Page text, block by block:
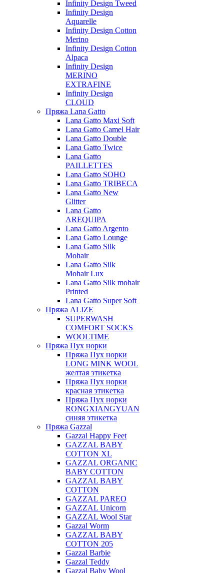
Infinity Design Tweed
Infinity Design
Aquarelle
Infinity Design Cotton
Merino
Infinity Design Cotton
Alpaca
Infinity Design
MERINO
EXTRAFINE
Infinity Design
CLOUD
Пряжа Lana Gatto
Lana Gatto Maxi Soft
Lana Gatto Camel Hair
Lana Gatto Double
Lana Gatto Twice
Lana Gatto
PAILLETTES
Lana Gatto SOHO
Lana Gatto TRIBECA
Lana Gatto New
Glitter
Lana Gatto
AREQUIPA
Lana Gatto Argento
Lana Gatto Lounge
Lana Gatto Silk
Mohair
Lana Gatto Silk
Mohair Lux
Lana Gatto Silk mohair
Printed
Lana Gatto Super Soft
Пряжа ALIZE
SUPERWASH
COMFORT SOCKS
WOOLTIME
Пряжа Пух норки
Пряжа Пух норки
LONG MINK WOOL
желтая этикетка
Пряжа Пух норки
красная этикетка
Пряжа Пух норки
RONGXIANGYUAN
синяя этикетка
Пряжа Gazzal
Gazzal Happy Feet
GAZZAL BABY
COTTON XL
GAZZAL ORGANIC
BABY COTTON
GAZZAL BABY
COTTON
GAZZAL PAREO
GAZZAL Unicorn
GAZZAL Wool Star
Gazzal Worm
GAZZAL BABY
COTTON 205
Gazzal Barbie
Gazzal Teddy
Gazzal Baby Wool